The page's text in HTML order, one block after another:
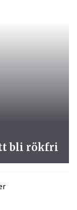
bli rökfri